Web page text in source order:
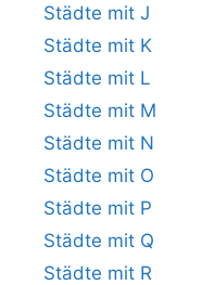
Städte mit J
Städte mit K
Städte mit L
Städte mit M
Städte mit N
Städte mit O
Städte mit P
Städte mit Q
Städte mit R